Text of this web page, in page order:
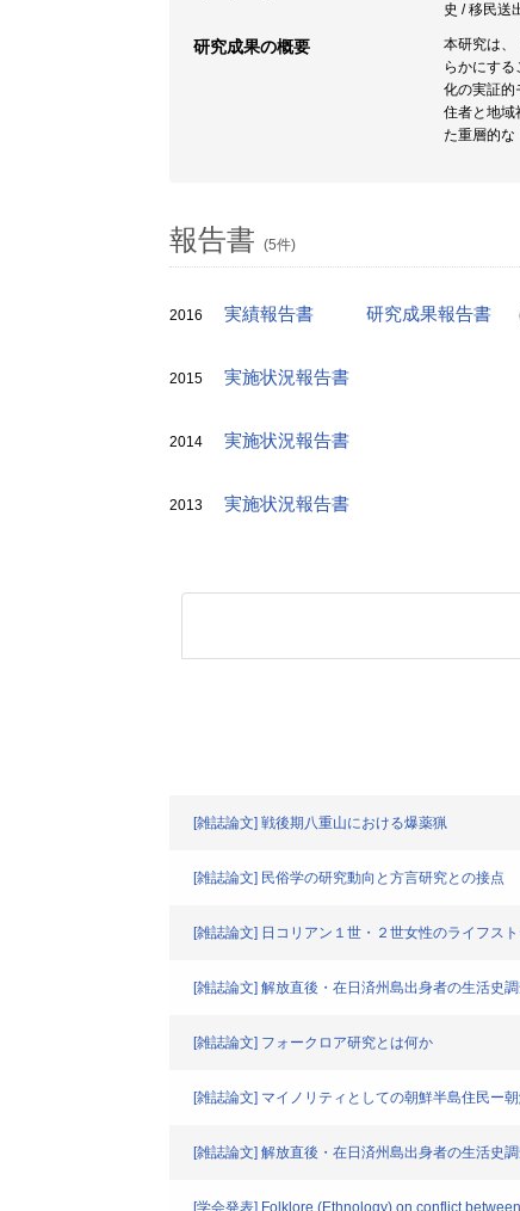
史 / 移民送
研究成果の概要
本研究は、
らかにす
化の実証的
住者と地域
た重層的な
報告書 (5件)
2016 実績報告書 研究成果報告書
2015 実施状況報告書
2014 実施状況報告書
2013 実施状況報告書
[雑誌論文] 戦後期八重山における爆薬猟
[雑誌論文] 民俗学の研究動向と方言研究との接点
[雑誌論文] 日コリアン１世・２世女性のライフス
[雑誌論文] 解放直後・在日済州島出身者の生活史
[雑誌論文] フォークロア研究とは何か
[雑誌論文] マイノリティとしての朝鮮半島住民ー
[雑誌論文] 解放直後・在日済州島出身者の生活史調
[学会発表] Folklore (Ethnology) on conflict